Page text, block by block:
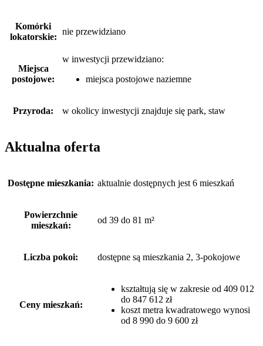
Komórki
lokatorskie:
nie przewidziano
Miejsca
postojowe:
w inwestycji przewidziano:
miejsca postojowe naziemne
Przyroda: w okolicy inwestycji znajduje się park, staw
Aktualna oferta
Dostępne mieszkania: aktualnie dostępnych jest 6 mieszkań
Powierzchnie
mieszkań:
od 39 do 81 m²
Liczba pokoi: dostępne są mieszkania 2, 3-pokojowe
Ceny mieszkań:
kształtują się w zakresie od 409 012
do 847 612 zł
koszt metra kwadratowego wynosi
od 8 990 do 9 600 zł